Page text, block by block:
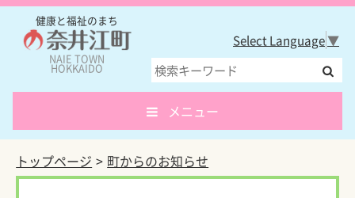
健康と福祉のまち
NAIE TOWN
HOKKAIDO
Select Language▼
メニュー
トップページ 町からのお知らせ